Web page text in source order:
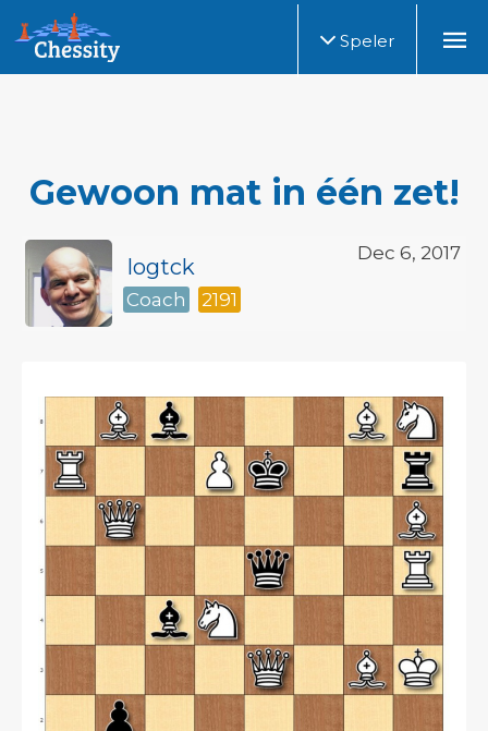
Speler
Gewoon mat in één zet!
Dec 6, 2017
logtck
Coach 2191